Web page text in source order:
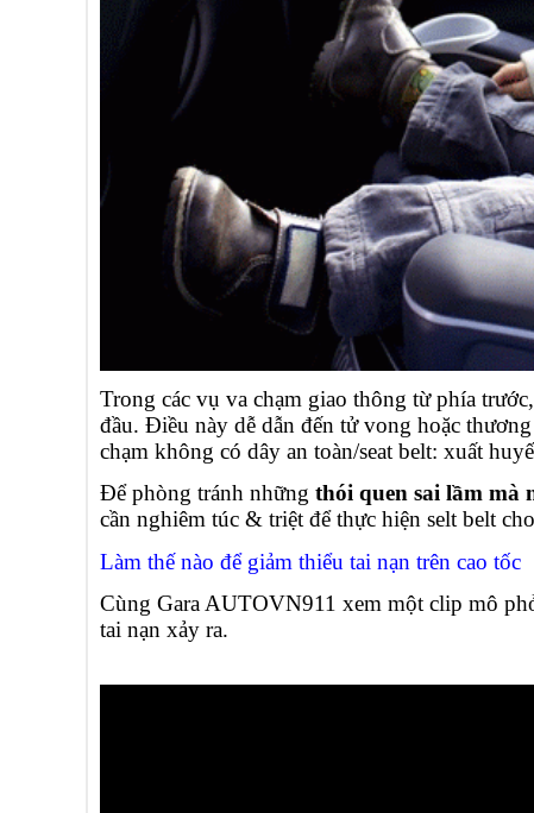
Trong các vụ va chạm giao thông từ phía
đầu. Điều này dễ dẫn đến tử vong hoặc
chạm không có dây an toàn/seat belt: xuất
Để phòng tránh những thói quen sai lầm mà
cần nghiêm túc & triệt để thực hiện selt belt
Làm thế nào để giảm thiểu tai nạn trên cao tốc
Cùng Gara AUTOVN911 xem một clip mô
tai nạn xảy ra.